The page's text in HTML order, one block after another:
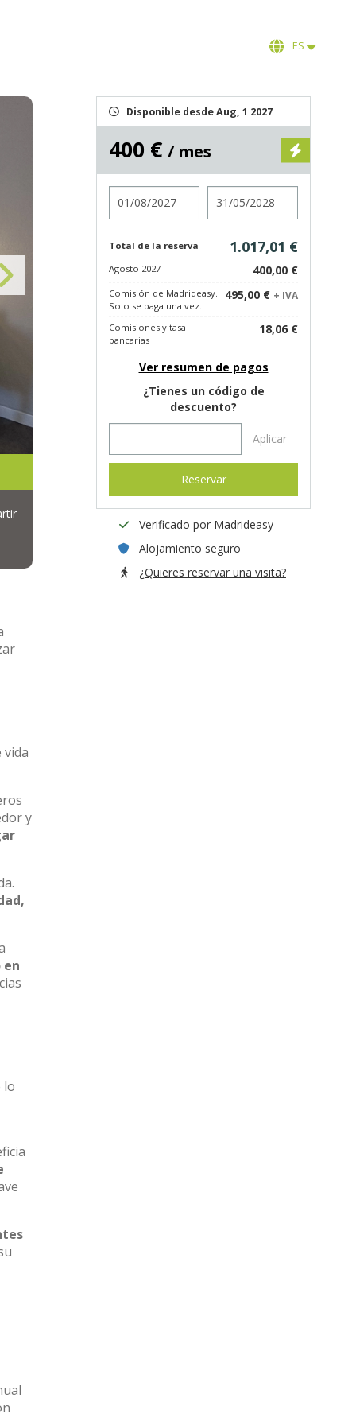
ES
vida
y
en
lo
Disponible desde Aug, 1 2027
400 € / mes
Total de la reserva 1.017,01 €
Agosto 2027 400,00 €
Comisión de Madrideasy.
Solo se paga una vez.
495,00 € + IVA
Comisiones y tasa
bancarias
18,06 €
Ver resumen de pagos
¿Tienes un código de
descuento?
Aplicar
Reservar
Verificado por Madrideasy
Alojamiento seguro
¿Quieres reservar una visita?